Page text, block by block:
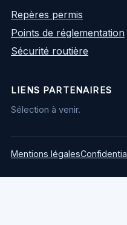
Repères permis
Points de réglementation
Sécurité routière
LIENS PARTENAIRES
Sélection à venir.
Mentions légales